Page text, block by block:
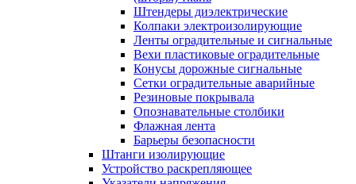
Штендеры диэлектрические
Колпаки электроизолирующие
Ленты оградительные и сигнальные
Вехи пластиковые оградительные
Конусы дорожные сигнальные
Сетки оградительные аварийные
Резиновые покрывала
Опознавательные столбики
Флажная лента
Барьеры безопасности
Штанги изолирующие
Устройство раскрепляющее